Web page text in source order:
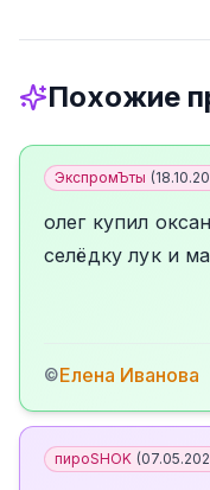
Похожие
ЭкспромЪты (
олег купил
селёдку лук и
©Елена Иванова
пироSHOK (